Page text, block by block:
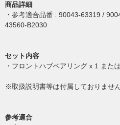
商品詳細
・参考適合品番 : 90043-63319 /
43560-B2030
セット内容
・フロントハブベアリング x 1 また
※取扱説明書等は付属しておりません
参考適合